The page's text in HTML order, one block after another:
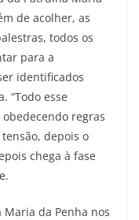
de acolher, as
todos os
para a
identificados
“Todo esse
regras
depois o
chega à fase
da Penha nos